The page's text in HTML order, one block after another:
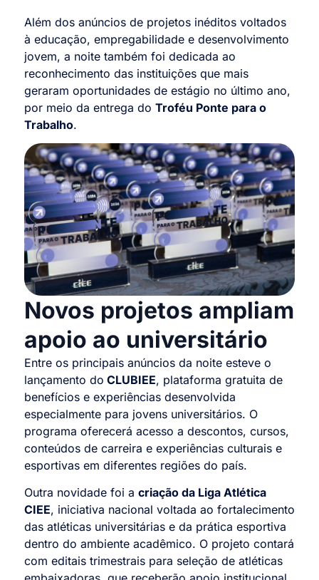
Além dos anúncios de projetos inéditos voltados
à educação, empregabilidade e desenvolvimento
jovem, a noite também foi dedicada ao
reconhecimento das instituições que mais
geraram oportunidades de estágio no último ano,
por meio da entrega do Troféu Ponte para o
Trabalho.
Novos projetos ampliam
apoio ao universitário
Entre os principais anúncios da noite esteve o
lançamento do CLUBIEE, plataforma gratuita de
benefícios e experiências desenvolvida
especialmente para jovens universitários. O
programa oferecerá acesso a descontos, cursos,
conteúdos de carreira e experiências culturais e
esportivas em diferentes regiões do país.
Outra novidade foi a criação da Liga Atlética
CIEE, iniciativa nacional voltada ao fortalecimento
das atléticas universitárias e da prática esportiva
dentro do ambiente acadêmico. O projeto contará
com editais trimestrais para seleção de atléticas